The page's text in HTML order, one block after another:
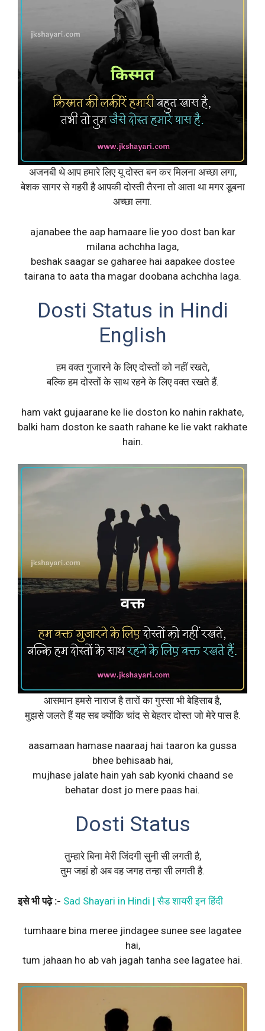
अजनबी थे आप हमारे लिए यू दोस्त बन कर मिलना अच्छा लगा,
बेशक सागर से गहरी है आपकी दोस्ती तैरना तो आता था मगर डूबना
अच्छा लगा.
ajanabee the aap hamaare lie yoo dost ban kar
milana achchha laga,
beshak saagar se gaharee hai aapakee dostee
tairana to aata tha magar doobana achchha laga.
Dosti Status in Hindi
English
हम वक्त गुजारने के लिए दोस्तों को नहीं रखते,
बल्कि हम दोस्तों के साथ रहने के लिए वक्त रखते हैं.
ham vakt gujaarane ke lie doston ko nahin rakhate,
balki ham doston ke saath rahane ke lie vakt rakhate
hain.
आसमान हमसे नाराज है तारों का गुस्सा भी बेहिसाब है,
मुझसे जलते हैं यह सब क्योंकि चांद से बेहतर दोस्त जो मेरे पास है.
aasamaan hamase naaraaj hai taaron ka gussa
bhee behisaab hai,
mujhase jalate hain yah sab kyonki chaand se
behatar dost jo mere paas hai.
Dosti Status
तुम्हारे बिना मेरी जिंदगी सुनी सी लगती है,
तुम जहां हो अब वह जगह तन्हा सी लगती है.
इसे भी पढ़े :- Sad Shayari in Hindi | सैड शायरी इन हिंदी
tumhaare bina meree jindagee sunee see lagatee
hai,
tum jahaan ho ab vah jagah tanha see lagatee hai.